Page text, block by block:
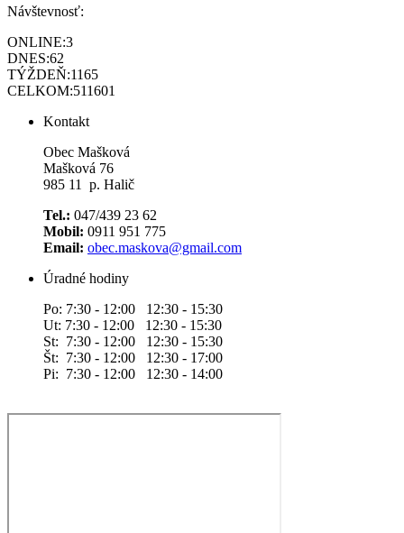
Návštevnosť:
ONLINE:3
DNES:62
TÝŽDEŇ:1165
CELKOM:511601
Kontakt
Obec Mašková
Mašková 76
985 11 p. Halič
Tel.: 047/439 23 62
Mobil: 0911 951 775
Email: obec.maskova@gmail.com
Úradné hodiny
Po: 7:30 - 12:00 12:30 - 15:30
Ut: 7:30 - 12:00 12:30 - 15:30
St: 7:30 - 12:00 12:30 - 15:30
Št: 7:30 - 12:00 12:30 - 17:00
Pi: 7:30 - 12:00 12:30 - 14:00